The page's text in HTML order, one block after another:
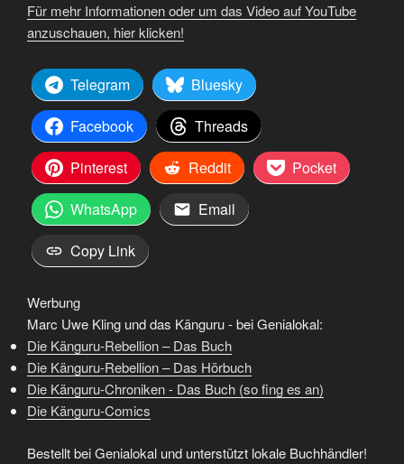
Für mehr Informationen oder um das Video auf YouTube
anzuschauen, hier klicken!
Telegram
Bluesky
Facebook
Threads
Pinterest
Reddit
Pocket
WhatsApp
Email
Copy Link
Werbung
Marc Uwe Kling und das Känguru - bei Genialokal:
Die Känguru-Rebellion – Das Buch
Die Känguru-Rebellion – Das Hörbuch
Die Känguru-Chroniken - Das Buch (so fing es an)
Die Känguru-Comics
Bestellt bei Genialokal und unterstützt lokale Buchhändler!